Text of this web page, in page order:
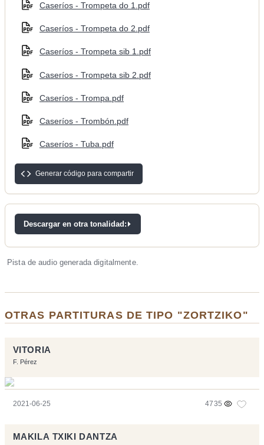
Caseríos - Trompeta do 1.pdf
Caseríos - Trompeta do 2.pdf
Caseríos - Trompeta sib 1.pdf
Caseríos - Trompeta sib 2.pdf
Caseríos - Trompa.pdf
Caseríos - Trombón.pdf
Caseríos - Tuba.pdf
Generar código para compartir
Descargar en otra tonalidad:
Pista de audio generada digitalmente.
OTRAS PARTITURAS DE TIPO "ZORTZIKO"
VITORIA
F. Pérez
2021-06-25 4735
MAKILA TXIKI DANTZA